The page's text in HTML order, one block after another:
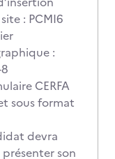
: PCMI6
:
CERFA
sous format
devra
son